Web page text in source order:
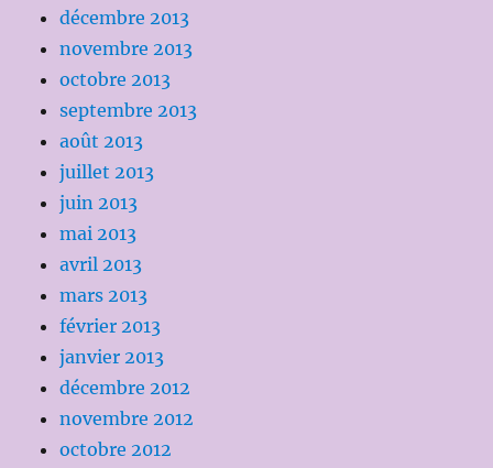
décembre 2013
novembre 2013
octobre 2013
septembre 2013
août 2013
juillet 2013
juin 2013
mai 2013
avril 2013
mars 2013
février 2013
janvier 2013
décembre 2012
novembre 2012
octobre 2012